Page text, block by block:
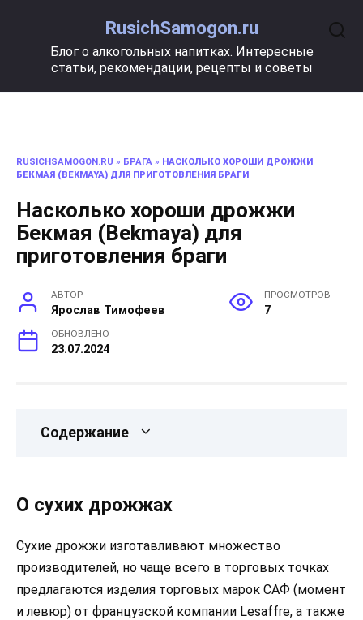
содержанию
RusichSamogon.ru
Блог о алкогольных напитках. Интересные
статьи, рекомендации, рецепты и советы
RUSICHSAMOGON.RU » БРАГА » НАСКОЛЬКО ХОРОШИ ДРОЖЖИ
БЕКМАЯ (BEKMAYA) ДЛЯ ПРИГОТОВЛЕНИЯ БРАГИ
Насколько хороши дрожжи
Бекмая (Bekmaya) для
приготовления браги
АВТОР
Ярослав Тимофеев
ПРОСМОТРОВ
7
ОБНОВЛЕНО
23.07.2024
Содержание
О сухих дрожжах
Сухие дрожжи изготавливают множество
производителей, но чаще всего в торговых точках
предлагаются изделия торговых марок САФ (момент
и левюр) от французской компании Lesaffre, а также